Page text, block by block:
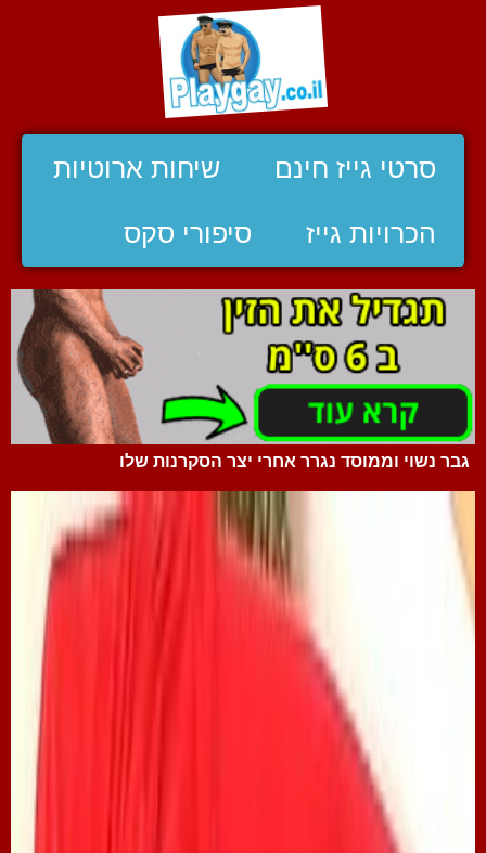
סרטי גייז חינם שיחות ארוטיות
הכרויות גייז סיפורי סקס
גבר נשוי וממוסד נגרר אחרי יצר הסקרנות שלו